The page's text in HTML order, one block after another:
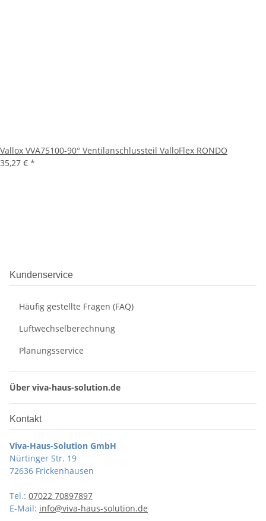
Vallox VVA75100-90° Ventilanschlussteil ValloFlex RONDO
35,27 € *
Kundenservice
Häufig gestellte Fragen (FAQ)
Luftwechselberechnung
Planungsservice
Über viva-haus-solution.de
Kontakt
Viva-Haus-Solution GmbH
Nürtinger Str. 19
72636 Frickenhausen
Tel.: 07022 70897897
E-Mail: info@viva-haus-solution.de